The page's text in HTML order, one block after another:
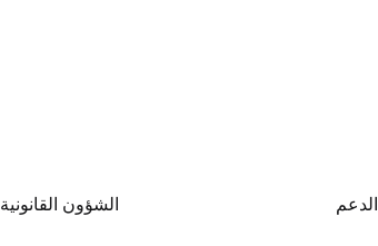
الدعم الشؤون القانونية